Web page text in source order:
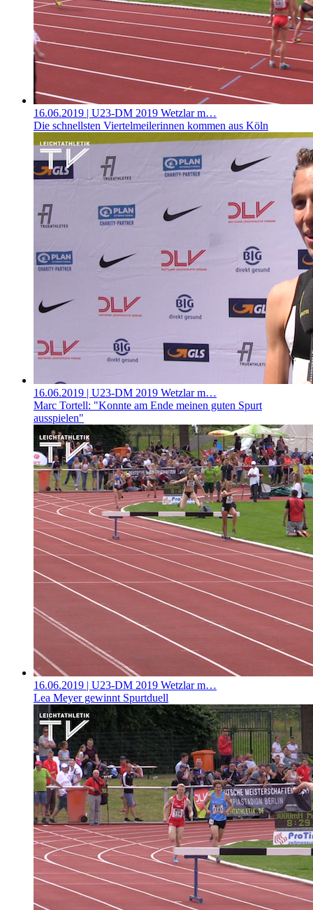
16.06.2019 | U23-DM 2019 Wetzlar m…
Die schnellsten Viertelmeilerinnen kommen aus Köln
16.06.2019 | U23-DM 2019 Wetzlar m…
Marc Tortell: "Konnte am Ende meinen guten Spurt
ausspielen"
16.06.2019 | U23-DM 2019 Wetzlar m…
Lea Meyer gewinnt Spurtduell